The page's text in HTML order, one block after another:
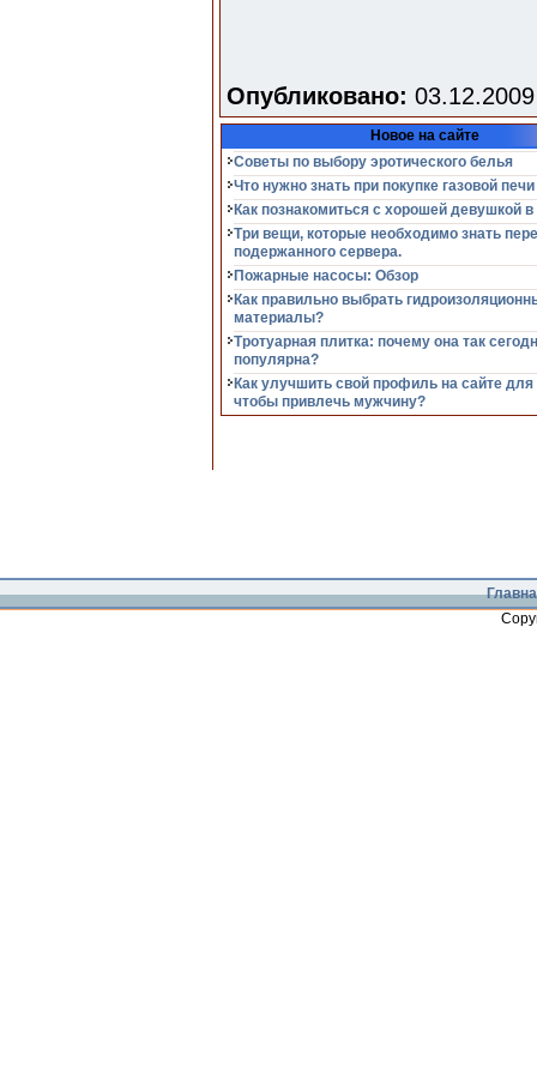
Опубликовано:
Новое на сайте
Советы по выбору эротического белья
Что нужно знать при покупке газовой печи
Как познакомиться с хорошей девушкой в
Три вещи, которые необходимо знать
подержанного сервера.
Пожарные насосы: Обзор
Как правильно выбрать
материалы?
Тротуарная плитка: почему она так
популярна?
Как улучшить свой профиль на сайте для
чтобы привлечь мужчину?